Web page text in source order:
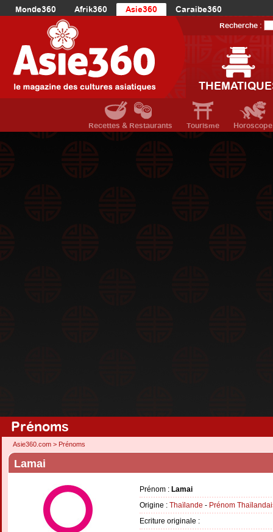
Monde360 Afrik360 Asie360
Caraibe360
Europe360
AmériqueDuNord360
Océanie360
Recherche :
Recettes & Restaurants Tourisme Horoscope
Prénoms
Asie360.com > Prénoms
Lamai
Prénom : Lamai
Origine : Thaïlande - Prénom
Ecriture originale :